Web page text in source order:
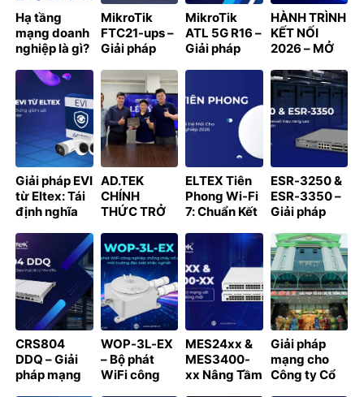
Hạ tầng
mạng doanh
nghiệp là gì?
& thiết kế
MikroTik
FTC21-ups –
Giải pháp
Converter
tích hợp UPS
dành cho hệ
thống mạng
ngoài trời
MikroTik
ATL 5G R16 –
Giải pháp
suất cao cho
doanh
nghiệp hiện
HÀNH TRÌNH
KẾT NỐI
2026 – MỞ
SINH THÁI,
LAN TỎA GIÁ
TRỊ HỢP TÁC
KHU VỰC
PHÍA NAM
Giải pháp EVI
từ Eltex: Tái
định nghĩa
giám sát và
kiểm soát
truy cập
AD.TEK
CHÍNH
THỨC TRỞ
TÁC CHIẾN
LƯỢC CỦA
SPON TẠI
VIỆT NAM
ELTEX Tiên
Phong Wi-Fi
7: Chuẩn Kết
Mới Cho Hạ
Tầng Doanh
Nghiệp 2026
ESR-3250 &
ESR-3350 –
Giải pháp
Firewall hiệu
năng cao
cho hạ tầng
quy mô lớn
CRS804
DDQ – Giải
pháp mạng
WOP-3L-EX
– Bộ phát
WiFi công
MES24xx &
MES3400-
xx Nâng Tầm
Giải pháp
mạng cho
Công ty Cổ